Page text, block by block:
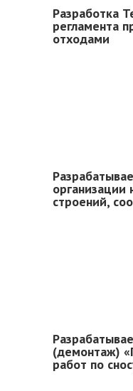
Разработка
регламента
отходами
организации
строений,
(демонтаж)
работ по